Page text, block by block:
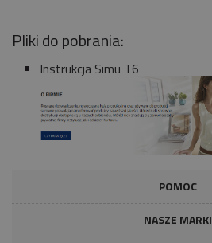
Pliki do pobrania:
Instrukcja Simu T6
POMOC
NASZE MARKI